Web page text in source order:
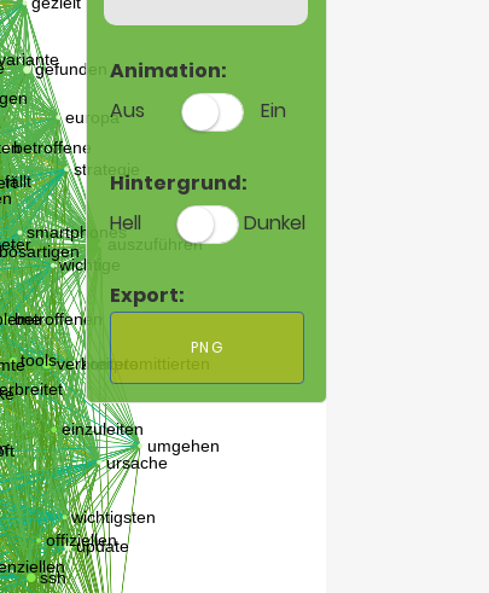
Animation:
Aus
Ein
Hintergrund:
Hell
Dunkel
Export:
PNG